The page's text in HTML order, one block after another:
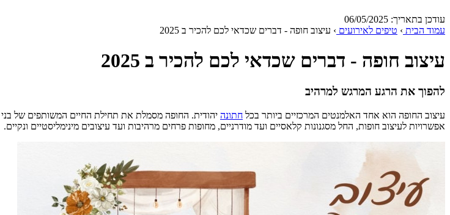
עודכן בתאריך: 06/05/2025
עמוד הבית › טיפים לאירועים › עיצוב חופה - דברים שכדאי לכם להכיר ב 2025
עיצוב חופה - דברים שכדאי לכם להכיר ב 2025
להפוך את הרגע המרגש למרהיב
עיצוב החופה הוא אחד האלמנטים המרכזיים ביותר בכל חתונה יהודית. החופה מסמלת את תחילת החיים המשותפים של
אפשרויות לעיצוב חופות, החל מסגנונות קלאסיים ועד מודרניים, מחופות פרחים מרהיבות ועד עיצובים מינימליסטיים ונקיים.